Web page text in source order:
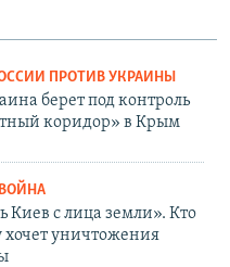
ПРОТИВ УКРАИНЫ
берет под контроль
коридор» в Крым
Киев с лица земли». Кто
уничтожения